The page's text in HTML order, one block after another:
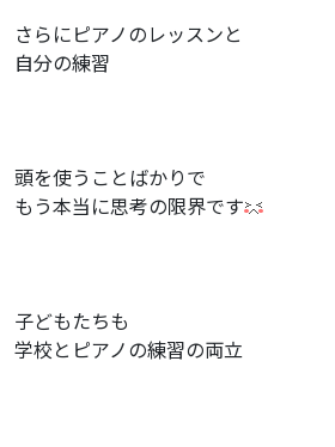
さらにピアノのレッスンと
自分の練習
頭を使うことばかりで
もう本当に思考の限界です
子どもたちも
学校とピアノの練習の両立